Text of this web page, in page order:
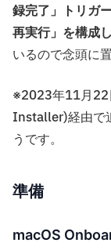
録完了」トリガ
再実行」を構成
いるので念頭に
※2023年11月
Installer)経由で
うです。
準備
macOS